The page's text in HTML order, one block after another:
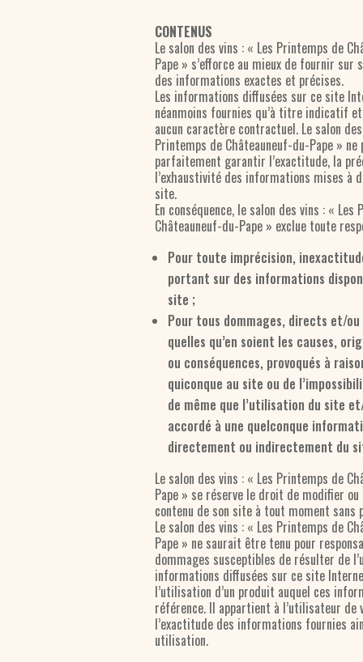
CONTENUS
Le salon des vins : « Les Printemps de
Pape » s’efforce au mieux de fournir
des informations exactes et précises.
Les informations diffusées sur ce site
néanmoins fournies qu’à titre indicatif
aucun caractère contractuel. Le salon
Printemps de Châteauneuf-du-Pape »
parfaitement garantir l’exactitude, la
l’exhaustivité des informations mises à
site.
En conséquence, le salon des vins : « Les
Châteauneuf-du-Pape » exclue toute
Pour toute imprécision,
portant sur des informations
site ;
Pour tous dommages, directs et/
quelles qu’en soient les causes,
ou conséquences, provoqués à
quiconque au site ou de
de même que l’utilisation du site
accordé à une quelconque
directement ou indirectement du
Le salon des vins : « Les Printemps de
Pape » se réserve le droit de modifier
contenu de son site à tout moment sans
Le salon des vins : « Les Printemps de
Pape » ne saurait être tenu pour
dommages susceptibles de résulter de
informations diffusées sur ce site
l’utilisation d’un produit auquel ces
référence. Il appartient à l’utilisateur de
l’exactitude des informations fournies
utilisation.